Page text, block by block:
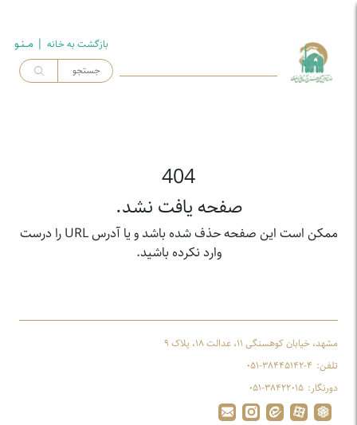
بازگشت به خـانه | مــنـو
404
صفحه یافت نشد.
ممکن است این صفحه حذف شده باشد و یا آدرس URL را درست
وارد نکرده باشید.
مشهد، خیابان کوهسنگی ۱۱، عدالت ۱۸، پلاک ۹
تلفن: ۰۵۱-۳۸۴۴۵۱۴۲-۴
دورنگار: ۰۵۱-۳۸۴۲۲۰۱۵